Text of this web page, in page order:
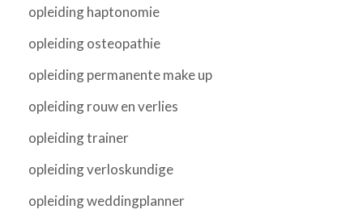
opleiding haptonomie
opleiding osteopathie
opleiding permanente make up
opleiding rouw en verlies
opleiding trainer
opleiding verloskundige
opleiding weddingplanner